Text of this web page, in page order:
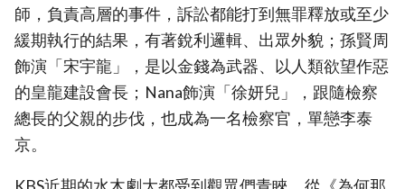
師，負責高層的事件，訴訟都能打到無罪釋放或至少
緩期執行的結果，有著銳利邏輯、出眾外貌；孫賢周
飾演「宋宇龍」，是以金錢為武器、以人類欲望作惡
的皇龍建設會長；Nana飾演「徐妍兒」，跟隨檢察
總長的父親的步伐，也成為一名檢察官，單戀李泰
京。